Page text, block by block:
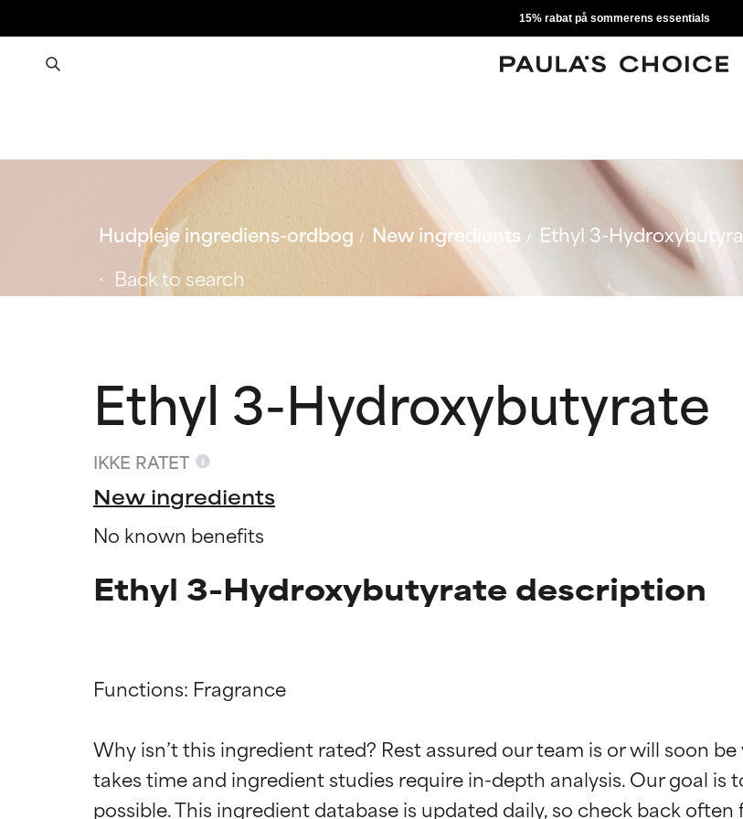
15% rabat på sommerens essentials
Hudpleje ingrediens-ordbog New ingredients
Ethyl 3-
Back to search
Ethyl 3-Hydroxybutyrate
IKKE RATET
New ingredients
No known benefits
Ethyl 3-Hydroxybutyrate description
Functions: Fragrance
Why isn’t this ingredient rated? Rest assured our team is or will soon
takes time and ingredient studies require in-depth analysis. Our goal
Ratings af ingredienser
BEDST
Ratings af ingredienser
BEDST